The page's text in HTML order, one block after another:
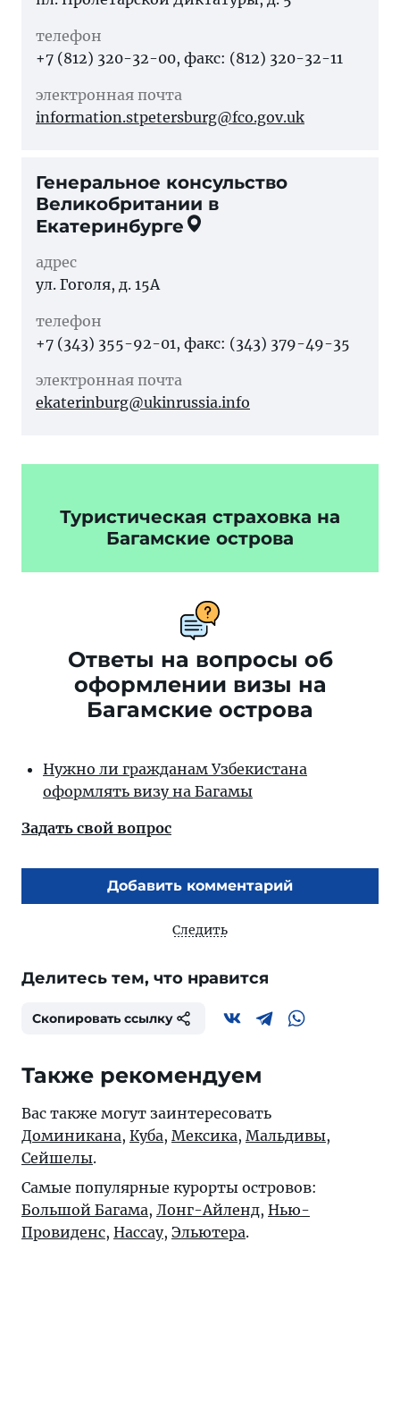
телефон
+7 (812) 320-32-00, факс: (812) 320-32-11
электронная почта
information.stpetersburg@fco.gov.uk
Генеральное консульство
Великобритании в
Екатеринбурге
адрес
ул. Гоголя, д. 15А
телефон
+7 (343) 355-92-01, факс: (343) 379-49-35
электронная почта
ekaterinburg@ukinrussia.info
Туристическая страховка на
Багамские острова
Ответы на вопросы об
оформлении визы на
Багамские острова
Нужно ли гражданам Узбекистана
оформлять визу на Багамы
Задать свой вопрос
Добавить комментарий
Следить
Делитесь тем, что нравится
Скопировать ссылку
Также рекомендуем
Вас также могут заинтересовать
Доминикана, Куба, Мексика, Мальдивы,
Сейшелы.
Самые популярные курорты островов:
Большой Багама, Лонг-Айленд, Нью-
Провиденс, Нассау, Эльютера.